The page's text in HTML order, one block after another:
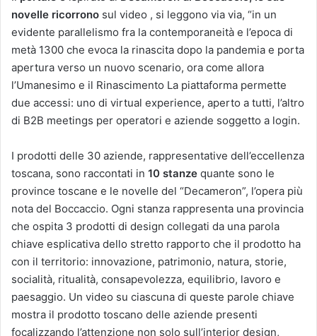
novelle ricorrono sul video , si leggono via via, “in un
evidente parallelismo fra la contemporaneità e l’epoca di
metà 1300 che evoca la rinascita dopo la pandemia e porta
apertura verso un nuovo scenario, ora come allora
l’Umanesimo e il Rinascimento La piattaforma permette
due accessi: uno di virtual experience, aperto a tutti, l’altro
di B2B meetings per operatori e aziende soggetto a login.
I prodotti delle 30 aziende, rappresentative dell’eccellenza
toscana, sono raccontati in 10 stanze quante sono le
province toscane e le novelle del “Decameron”, l’opera più
nota del Boccaccio. Ogni stanza rappresenta una provincia
che ospita 3 prodotti di design collegati da una parola
chiave esplicativa dello stretto rapporto che il prodotto ha
con il territorio: innovazione, patrimonio, natura, storie,
socialità, ritualità, consapevolezza, equilibrio, lavoro e
paesaggio. Un video su ciascuna di queste parole chiave
mostra il prodotto toscano delle aziende presenti
focalizzando l’attenzione non solo sull’interior design,